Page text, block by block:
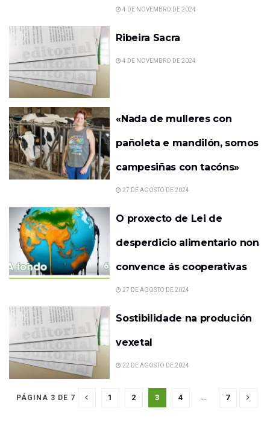
4 DE NOVEMBRO DE 2024
Ribeira Sacra
4 DE NOVEMBRO DE 2024
«Nada de mulleres con
pañoleta e mandilón, somos
campesiñas con tacóns»
27 DE AGOSTO DE 2024
O proxecto de Lei de
desperdicio alimentario non
convence ás cooperativas
27 DE AGOSTO DE 2024
Sostibilidade na produción
vexetal
22 DE AGOSTO DE 2024
PÁGINA 3 DE 7 1 2 3 4 7